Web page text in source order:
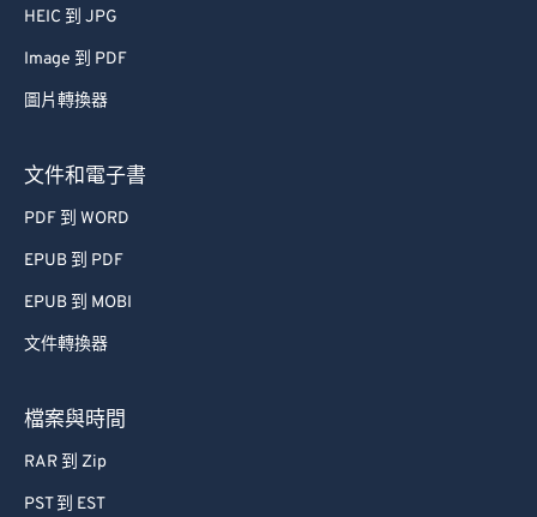
HEIC 到 JPG
Image 到 PDF
圖片轉換器
文件和電子書
PDF 到 WORD
EPUB 到 PDF
EPUB 到 MOBI
文件轉換器
檔案與時間
RAR 到 Zip
PST 到 EST